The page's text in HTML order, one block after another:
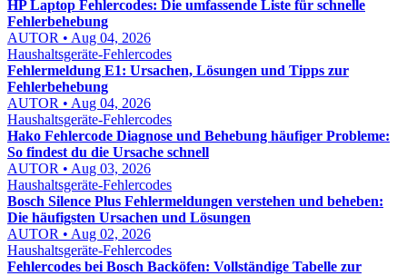
HP Laptop Fehlercodes: Die umfassende Liste für schnelle
Fehlerbehebung
AUTOR • Aug 04, 2026
Haushaltsgeräte-Fehlercodes
Fehlermeldung E1: Ursachen, Lösungen und Tipps zur
Fehlerbehebung
AUTOR • Aug 04, 2026
Haushaltsgeräte-Fehlercodes
Hako Fehlercode Diagnose und Behebung häufiger Probleme:
So findest du die Ursache schnell
AUTOR • Aug 03, 2026
Haushaltsgeräte-Fehlercodes
Bosch Silence Plus Fehlermeldungen verstehen und beheben:
Die häufigsten Ursachen und Lösungen
AUTOR • Aug 02, 2026
Haushaltsgeräte-Fehlercodes
Fehlercodes bei Bosch Backöfen: Vollständige Tabelle zur